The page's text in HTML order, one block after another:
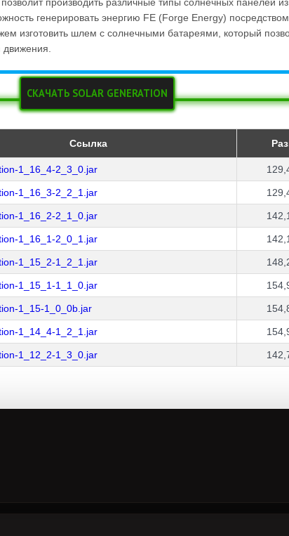
производить различные типы солнечных панелей
генерировать энергию FE (Forge Energy) посредством
изготовить шлем с солнечными батареями, который
движения.
СКАЧАТЬ SOLAR GENERATION
Ссылка
1_16_4-2_3_0.jar
1_16_3-2_2_1.jar
1_16_2-2_1_0.jar
1_16_1-2_0_1.jar
1_15_2-1_2_1.jar
1_15_1-1_1_0.jar
1_15-1_0_0b.jar
1_14_4-1_2_1.jar
1_12_2-1_3_0.jar